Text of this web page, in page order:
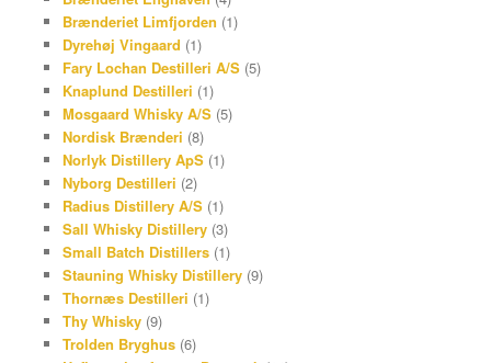
Brænderiet Limfjorden (1)
Dyrehøj Vingaard (1)
Fary Lochan Destilleri A/S(5)
Knaplund Destilleri (1)
Mosgaard Whisky A/S(5)
Nordisk Brænderi (8)
Norlyk Distillery ApS(1)
Nyborg Destilleri (2)
Radius Distillery A/S(1)
Sall Whisky Distillery(3)
Small Batch Distillers(1)
Stauning Whisky Distillery(9)
Thornæs Destilleri (1)
Thy Whisky(9)
Trolden Bryghus(6)